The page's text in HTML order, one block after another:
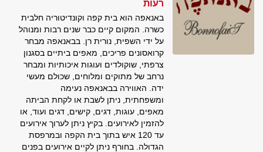
רעות
באנאפה הוא בית קפה וקונדיטוריה חלבית
כשרה. המקום קיים כבר שנים רבות ומנוהל
על ידי השפית, נורית רן. בבאנאפה מבחר
קרואסונים פריכים, מאפים ביתיים בסגנון
צרפתי, שוקולדים ועוגות איכותיות ומבחר
נרחב של מתוקים ומלוחים, שכולם מעשי
ידה. האווירה בבאנאפה נעימה
ומשפחתית, ניתן לשבת או לקחת הביתה
מאפים, עוגות, דגים, קישים, דגים ועוד, או
להזמין לאירועים. בקיץ ניתן לערוך אירועים
עד 120 איש בתוך בית הקפה ובמרפסת
הגדולה. בחורף ניתן לקיים אירועים בפנים